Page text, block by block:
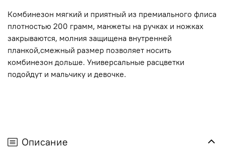
Комбинезон мягкий и приятный из премиального флиса
плотностью 200 грамм, манжеты на ручках и ножках
закрываются, молния защищена внутренней
планкой,смежный размер позволяет носить
комбинезон дольше. Универсальные расцветки
подойдут и мальчику и девочке.
Описание